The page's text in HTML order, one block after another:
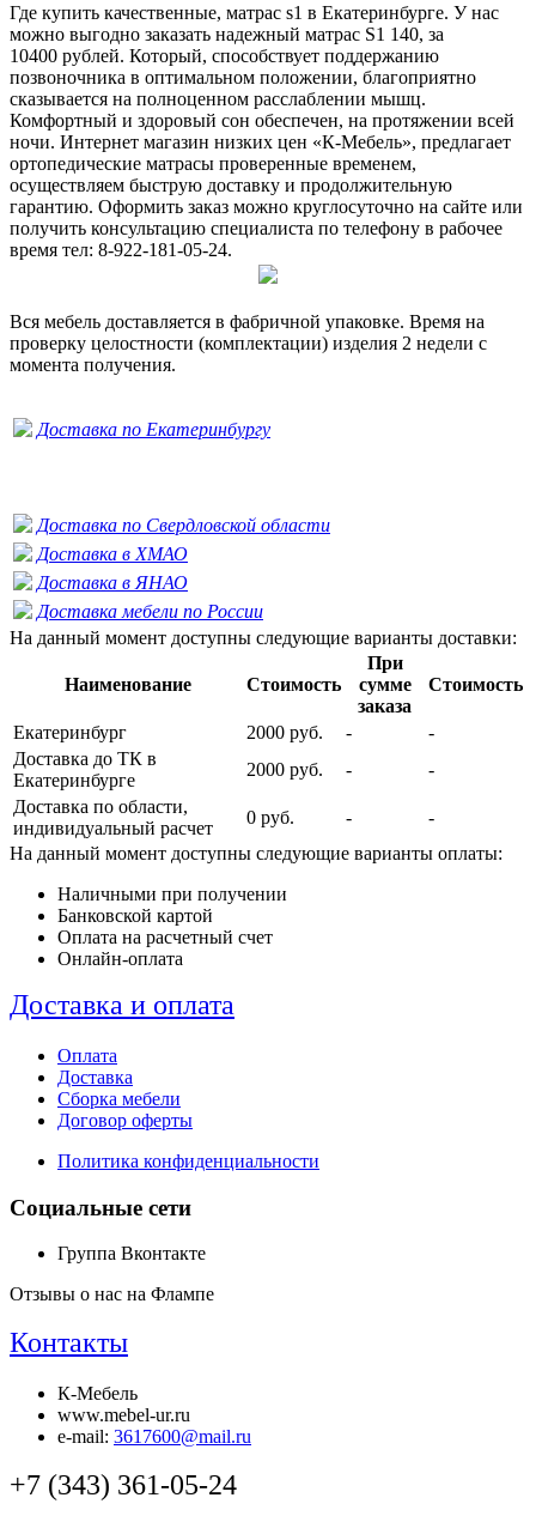
Где купить качественные, матрас s1 в Екатеринбурге. У нас
можно выгодно заказать надежный матрас S1 140, за
10400 рублей. Который, способствует поддержанию
позвоночника в оптимальном положении, благоприятно
сказывается на полноценном расслаблении мышц.
Комфортный и здоровый сон обеспечен, на протяжении всей
ночи. Интернет магазин низких цен «К-Мебель», предлагает
ортопедические матрасы проверенные временем,
осуществляем быструю доставку и продолжительную
гарантию. Оформить заказ можно круглосуточно на сайте или
получить консультацию специалиста по телефону в рабочее
время тел: 8-922-181-05-24.
Вся мебель доставляется в фабричной упаковке. Время на
проверку целостности (комплектации) изделия 2 недели с
момента получения.
Доставка по Екатеринбургу
Доставка по Свердловской области
Доставка в ХМАО
Доставка в ЯНАО
Доставка мебели по России
На данный момент доступны следующие варианты доставки:
Наименование Стоимость
При
сумме
заказа
Стоимость
Екатеринбург 2000 руб. -
-
Доставка до ТК в
Екатеринбурге
2000 руб. -
-
Доставка по области,
индивидуальный расчет
0 руб. -
-
На данный момент доступны следующие варианты оплаты:
Наличными при получении
Банковской картой
Оплата на расчетный счет
Онлайн-оплата
Доставка и оплата
Оплата
Доставка
Сборка мебели
Договор оферты
Политика конфиденциальности
Социальные сети
Группа Вконтакте
Отзывы о нас на Флампе
Контакты
К-Мебель
www.mebel-ur.ru
e-mail: 3617600@mail.ru
+7 (343) 361-05-24